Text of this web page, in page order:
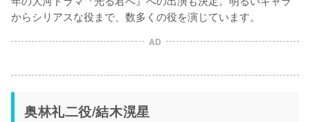
からシリアスな役まで、数多くの役を演じています。
AD
奥林礼二役/結木滉星